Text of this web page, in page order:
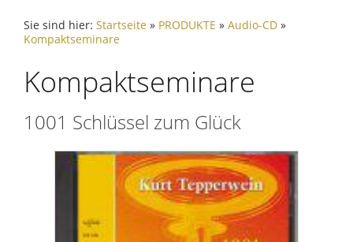
Sie sind hier: Startseite » PRODUKTE » Audio-CD »
Kompaktseminare
Kompaktseminare
1001 Schlüssel zum Glück